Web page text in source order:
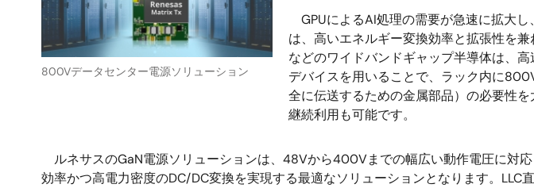
800Vデータセンター電源ソリューション
GPUによるAI処理の需要が急速に拡大
は、高いエネルギー変換効率と拡張性を
などのワイドバンドギャップ半導体は、
デバイスを用いることで、ラック内に
全に伝送するための金属部品）の必要性
継続利用も可能です。
ルネサスのGaN電源ソリューションは、48Vから400Vまでの幅広い動作電圧に対
効率かつ高電力密度のDC/DC変換を実現する最適なソリューションとなります。